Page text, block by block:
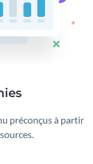
préconçus à partir